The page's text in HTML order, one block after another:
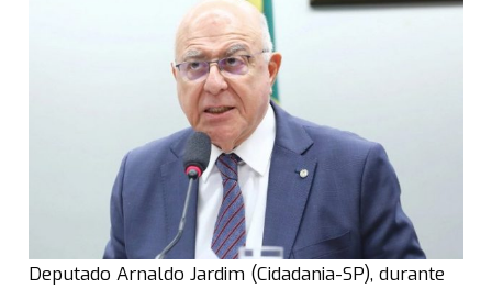
Deputado Arnaldo Jardim (Cidadania-SP), durante